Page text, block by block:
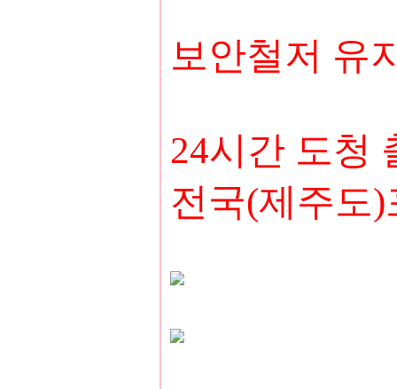
보안철저 유
24시간 도청
전국(제주도